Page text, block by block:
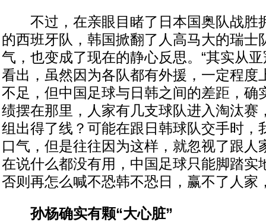
不过，在亲眼目睹了日本国奥队战胜
的西班牙队，韩国掀翻了人高马大的瑞士
气，也变成了现在的静心反思。“其实从
看出，虽然因为各队都有外援，一定程度
不足，但中国足球与日韩之间的差距，确
绩摆在那里，人家有几支球队进入淘汰赛
组出得了线？可能在跟日韩球队交手时，
口气，但是往往因为这样，就忽视了跟人
在说什么都没有用，中国足球只能脚踏实
否则再怎么喊不恐韩不恐日，赢不了人家
孙杨确实有颗“大心脏”